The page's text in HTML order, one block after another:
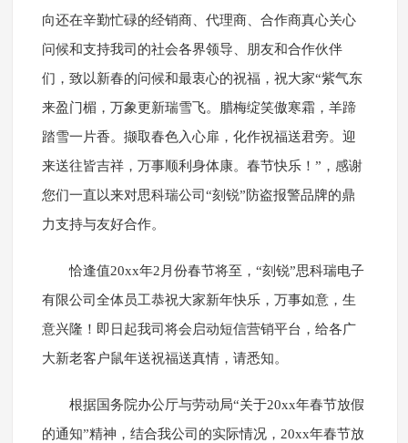
向还在辛勤忙碌的经销商、代理商、合作商真心关心
问候和支持我司的社会各界领导、朋友和合作伙伴
们，致以新春的问候和最衷心的祝福，祝大家“紫气东
来盈门楣，万象更新瑞雪飞。腊梅绽笑傲寒霜，羊蹄
踏雪一片香。撷取春色入心扉，化作祝福送君旁。迎
来送往皆吉祥，万事顺利身体康。春节快乐！”，感谢
您们一直以来对思科瑞公司“刻锐”防盗报警品牌的鼎
力支持与友好合作。
恰逢值20xx年2月份春节将至，“刻锐”思科瑞电子
有限公司全体员工恭祝大家新年快乐，万事如意，生
意兴隆！即日起我司将会启动短信营销平台，给各广
大新老客户鼠年送祝福送真情，请悉知。
根据国务院办公厅与劳动局“关于20xx年春节放假
的通知”精神，结合我公司的实际情况，20xx年春节放